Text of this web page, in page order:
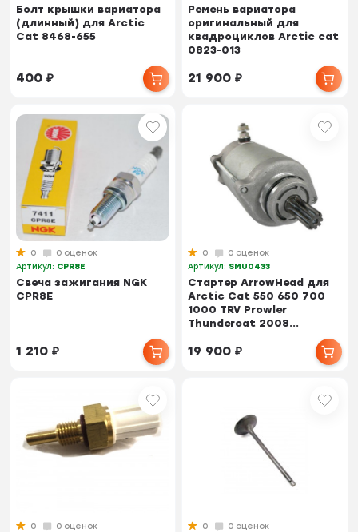
Болт крышки вариатора
(длинный) для Arctic
Cat 8468-655
400₽
Ремень вариатора
оригинальный для
квадроциклов Arctic cat
0823-013
21 900₽
0
0 оценок
Артикул: CPR8E
Свеча зажигания NGK
CPR8E
1 210₽
0
0 оценок
Артикул: SMU0433
Стартер ArrowHead для
Arctic Cat 550 650 700
1000 TRV Prowler
Thundercat 2008...
19 900₽
0
0 оценок
0
0 оценок